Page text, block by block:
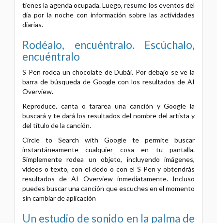
tienes la agenda ocupada. Luego, resume los eventos del
día por la noche con información sobre las actividades
diarias.
Rodéalo, encuéntralo. Escúchalo,
encuéntralo
S Pen rodea un chocolate de Dubái. Por debajo se ve la
barra de búsqueda de Google con los resultados de AI
Overview.
Reproduce, canta o tararea una canción y Google la
buscará y te dará los resultados del nombre del artista y
del título de la canción.
Circle to Search with Google te permite buscar
instantáneamente cualquier cosa en tu pantalla.
Simplemente rodea un objeto, incluyendo imágenes,
vídeos o texto, con el dedo o con el S Pen y obtendrás
resultados de AI Overview inmediatamente. Incluso
puedes buscar una canción que escuches en el momento
sin cambiar de aplicación
Un estudio de sonido en la palma de